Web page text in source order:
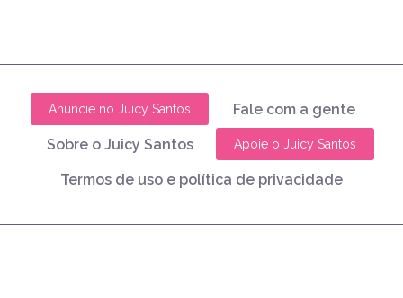
Anuncie no Juicy Santos Fale com a gente
Sobre o Juicy Santos Apoie o Juicy Santos
Termos de uso e política de privacidade